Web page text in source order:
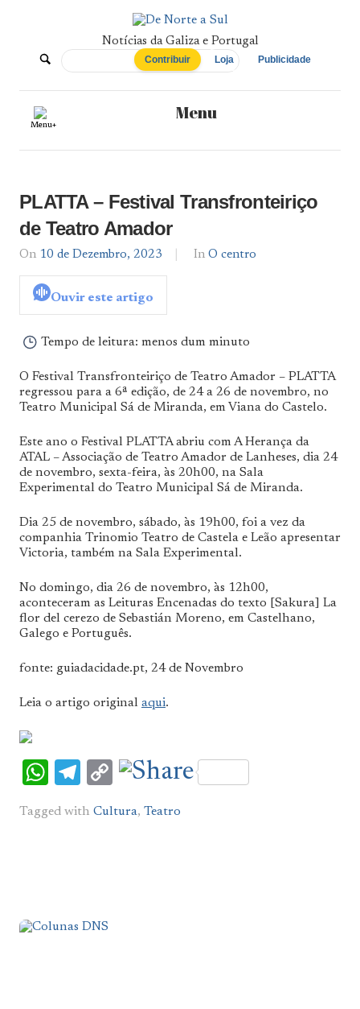
De
Norte
Notícias da Galiza e Portugal
Contribuir Loja Publicidade
Menu
Menu+
PLATTA – Festival Transfronteiriço
de Teatro Amador
On 10 de Dezembro, 2023
By
In O centro
Ouvir este artigo
Tempo de leitura: menos dum minuto
O Festival Transfronteiriço de Teatro Amador – PLATTA
regressou para a 6ª edição, de 24 a 26 de novembro, no
Teatro Municipal Sá de Miranda, em Viana do Castelo.
Este ano o Festival PLATTA abriu com A Herança da
ATAL – Associação de Teatro Amador de Lanheses, dia 24
de novembro, sexta-feira, às 20h00, na Sala
Experimental do Teatro Municipal Sá de Miranda.
Dia 25 de novembro, sábado, às 19h00, foi a vez da
companhia Trinomio Teatro de Castela e Leão apresentar
Victoria, também na Sala Experimental.
No domingo, dia 26 de novembro, às 12h00,
aconteceram as Leituras Encenadas do texto [Sakura] La
flor del cerezo de Sebastián Moreno, em Castelhano,
Galego e Português.
fonte: guiadacidade.pt, 24 de Novembro
Leia o artigo original aqui.
WhatsApp
Telegram
Copy
Tagged with Cultura, Teatro